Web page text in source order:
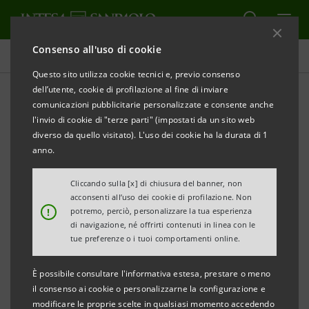
Consenso all'uso di cookie
Questo sito utilizza cookie tecnici e, previo consenso
dell’utente, cookie di profilazione al fine di inviare
comunicazioni pubblicitarie personalizzate e consente anche
l'invio di cookie di "terze parti" (impostati da un sito web
diverso da quello visitato). L'uso dei cookie ha la durata di 1
anno.
!
Cliccando sulla [x] di chiusura del banner, non
acconsenti all’uso dei cookie di profilazione. Non
potremo, perciò, personalizzare la tua esperienza
di navigazione, né offrirti contenuti in linea con le
tue preferenze o i tuoi comportamenti online.
È possibile consultare l'informativa estesa, prestare o meno
il consenso ai cookie o personalizzarne la configurazione e
modificare le proprie scelte in qualsiasi momento accedendo
Governance
Documenti Societari
STAMPA AGGIORNA
Filtra per Anno
INTESA SANPAOLO